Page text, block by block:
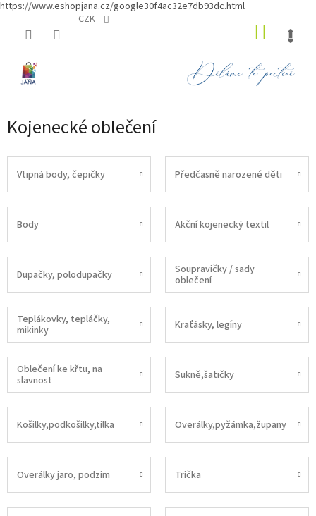
https://www.eshopjana.cz/google30f4ac32e7db93dc.html
CZK
Kojenecké oblečení
Vtipná body, čepičky Předčasně narozené děti
Body Akční kojenecký textil
Dupačky, polodupačky
Soupravičky / sady
oblečení
Teplákovky, tepláčky,
mikinky
Kraťásky, legíny
Oblečení ke křtu, na
slavnost
Sukně,šatičky
Košilky,podkošilky,tilka Overálky,pyžámka,župany
Overálky jaro, podzim Trička